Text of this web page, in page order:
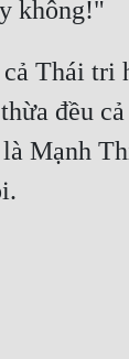
Thái tri
đều
Mạnh